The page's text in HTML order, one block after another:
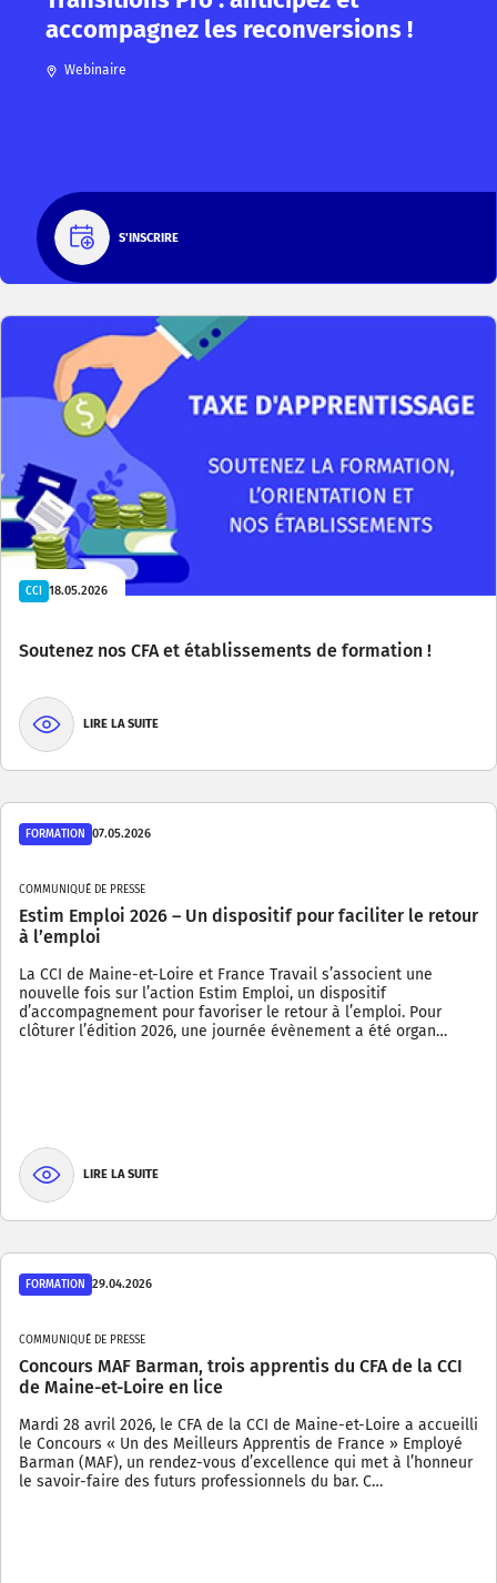
accompagnez les reconversions !
Webinaire
S'INSCRIRE
CCI 18.05.2026
Soutenez nos CFA et établissements de formation !
LIRE LA SUITE
FORMATION 07.05.2026
COMMUNIQUÉ DE PRESSE
Estim Emploi 2026 – Un dispositif pour faciliter le retour
à l’emploi
La CCI de Maine-et-Loire et France Travail s’associent une
nouvelle fois sur l’action Estim Emploi, un dispositif
d’accompagnement pour favoriser le retour à l’emploi. Pour
clôturer l’édition 2026, une journée évènement a été organ…
LIRE LA SUITE
FORMATION 29.04.2026
COMMUNIQUÉ DE PRESSE
Concours MAF Barman, trois apprentis du CFA de la CCI
de Maine-et-Loire en lice
Mardi 28 avril 2026, le CFA de la CCI de Maine-et-Loire a accueilli
le Concours « Un des Meilleurs Apprentis de France » Employé
Barman (MAF), un rendez-vous d’excellence qui met à l’honneur
le savoir-faire des futurs professionnels du bar. C…